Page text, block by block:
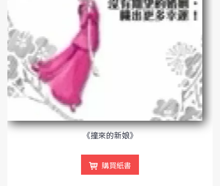
《撞來的新娘》
購買紙書